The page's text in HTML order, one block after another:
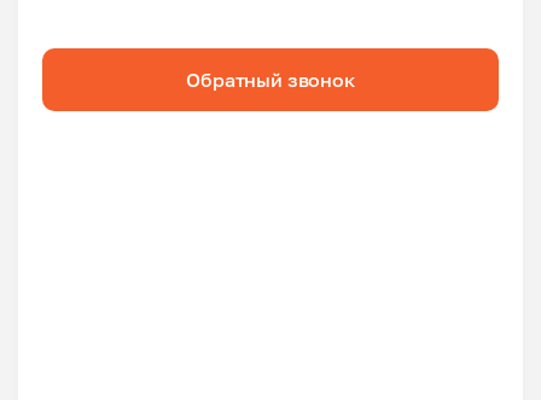
Обратный звонок